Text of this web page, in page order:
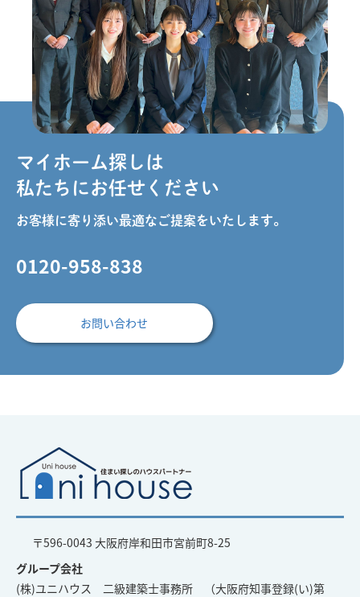
マイホーム探しは
私たちにお任せください
お客様に寄り添い最適なご提案をいたします。
0120-958-838
お問い合わせ
〒596-0043 大阪府岸和田市宮前町8-25
グループ会社
(株)ユニハウス 二級建築士事務所 （大阪府知事登録(い)第